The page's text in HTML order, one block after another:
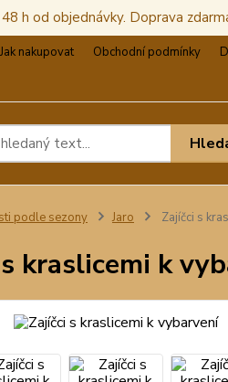
h od objednávky. Doprava
Jak nakupovat Obchodní podmínky
podle sezony Jaro Zajíčci s
kraslicemi k